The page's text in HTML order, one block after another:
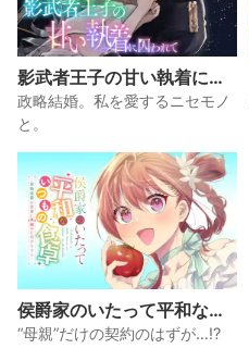
影武者王子の甘い執着に囚
われて
政略結婚。私を愛するニセモノ
と。
侯爵家のいたって平和ない
つもの食卓～堅物侯爵は後
妻に事細かに指示をする～
“母親”だけの契約のはずが…!?